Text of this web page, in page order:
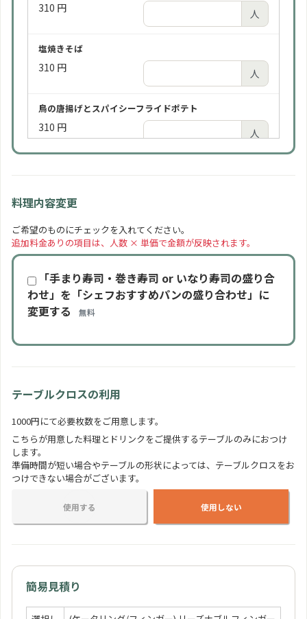
料理内容変更
ご希望のものにチェックを入れてください。
追加料金ありの項目は、人数 × 単価で金額が反映されます。
「手まり寿司・巻き寿司 or いなり寿司の盛り合
わせ」を「シェフおすすめパンの盛り合わせ」に
変更する
無料
ビール飲み放題 3時間（2時間よりお得）
ビールは通常「アサヒスーパードライ（缶）」をご提
にてご用意します。
2,190 円 人
ソフトドリンク 2時間
750 円 人
310 円 人
塩焼きそば
310 円 人
鳥の唐揚げとスパイシーフライドポテト
310 円 人
手まり寿司といなり寿司の盛り合わせ
350 円 人
季節の一口カットケーキ
310 円
フルーツの盛り合わせ
350 円
テーブルクロスの利用
1000円にて必要枚数をご用意します。
こちらが用意した料理とドリンクをご提供するテーブルのみにおつけ
します。
準備時間が短い場合やテーブルの形状によっては、テーブルクロスをお
つけできない場合がございます。
使用する 使用しない
簡易見積り